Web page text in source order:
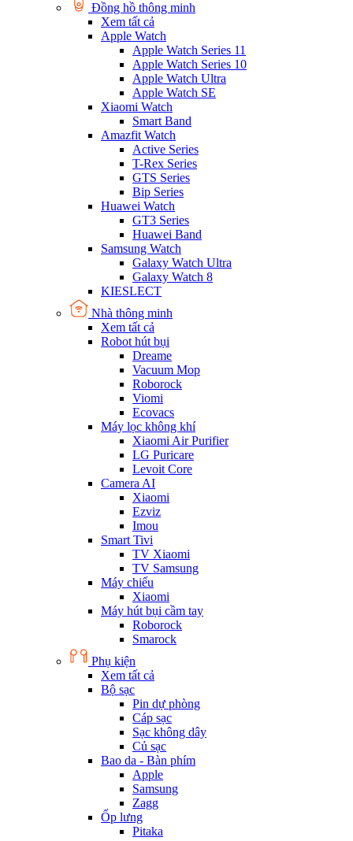
Đồng hồ thông minh
Xem tất cả
Apple Watch
Apple Watch Series 11
Apple Watch Series 10
Apple Watch Ultra
Apple Watch SE
Xiaomi Watch
Smart Band
Amazfit Watch
Active Series
T-Rex Series
GTS Series
Bip Series
Huawei Watch
GT3 Series
Huawei Band
Samsung Watch
Galaxy Watch Ultra
Galaxy Watch 8
KIESLECT
Nhà thông minh
Xem tất cả
Robot hút bụi
Dreame
Vacuum Mop
Roborock
Viomi
Ecovacs
Máy lọc không khí
Xiaomi Air Purifier
LG Puricare
Levoit Core
Camera AI
Xiaomi
Ezviz
Imou
Smart Tivi
TV Xiaomi
TV Samsung
Máy chiếu
Xiaomi
Máy hút bụi cầm tay
Roborock
Smarock
Phụ kiện
Xem tất cả
Bộ sạc
Pin dự phòng
Cáp sạc
Sạc không dây
Củ sạc
Bao da - Bàn phím
Apple
Samsung
Zagg
Ốp lưng
Pitaka